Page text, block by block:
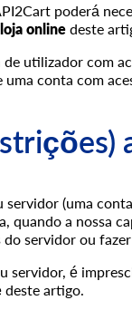
poderá
online deste
utilizador com
conta com
(uma
quando a nossa
servidor ou
é
deste artigo.